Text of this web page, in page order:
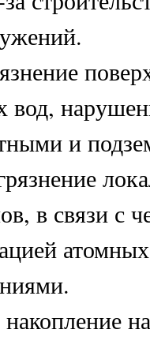
и
в связи с